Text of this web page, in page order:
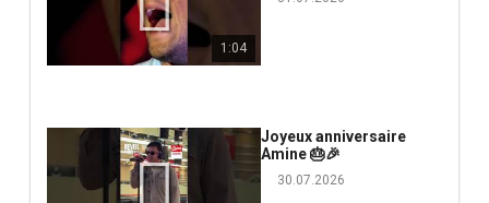
1:04
Joyeux anniversaire
Amine 🎂🎉
30.07.2026